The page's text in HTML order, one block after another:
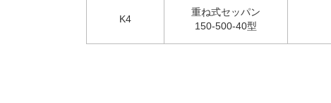
K4
重ね式セッパン
150-500-40型